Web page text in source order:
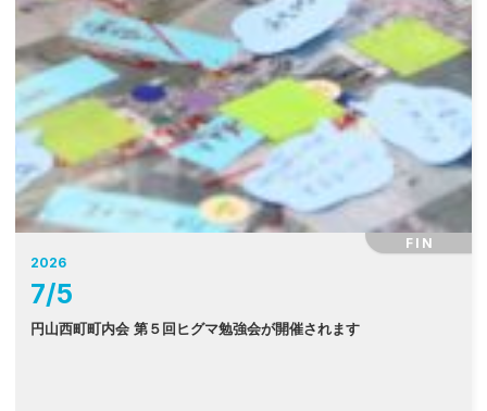
FIN
2026
7/5
円山西町町内会 第５回ヒグマ勉強会が開催されます